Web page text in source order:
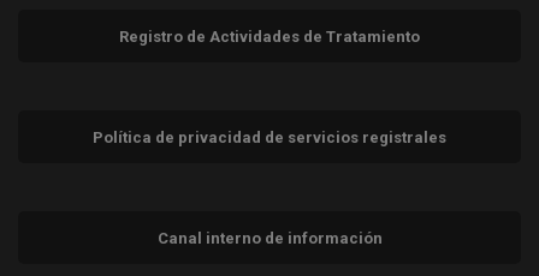
Registro de Actividades de Tratamiento
Política de privacidad de servicios registrales
Canal interno de información